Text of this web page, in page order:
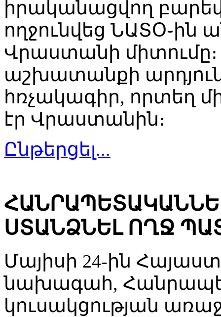
իրականացվող
ողջունվեց ՆԱՏՕ֊ին
Վրաստանի
աշխատանքի
հռչակագիր, որտեղ
էր Վրաստանին։
Ընթերցել...
ՍՏԱՆՁՆԵԼ ՈՂՋ
Մայիսի 24-ին
նախագահ,
կուսակցության